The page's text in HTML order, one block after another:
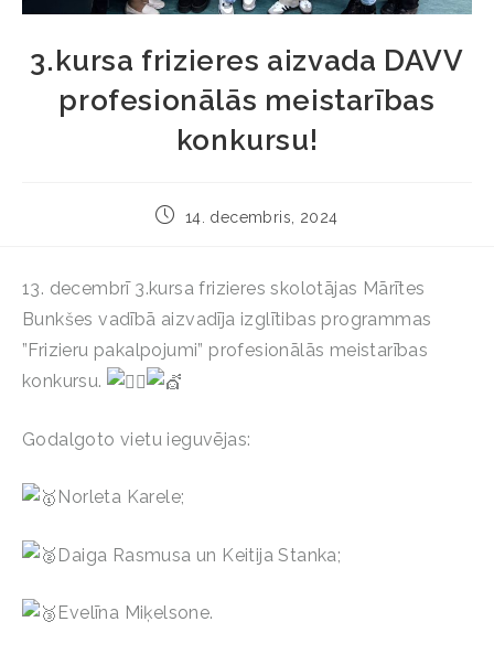
3.kursa frizieres aizvada DAVV
profesionālās meistarības
konkursu!
14. decembris, 2024
13. decembrī 3.kursa frizieres skolotājas Mārītes
Bunkšes vadībā aizvadīja izglītibas programmas
”Frizieru pakalpojumi” profesionālās meistarības
konkursu.
Godalgoto vietu ieguvējas:
Norleta Karele;
Daiga Rasmusa un Keitija Stanka;
Evelīna Miķelsone.